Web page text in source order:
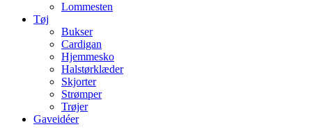
Lommesten
Tøj
Bukser
Cardigan
Hjemmesko
Halstørklæder
Skjorter
Strømper
Trøjer
Gaveidéer